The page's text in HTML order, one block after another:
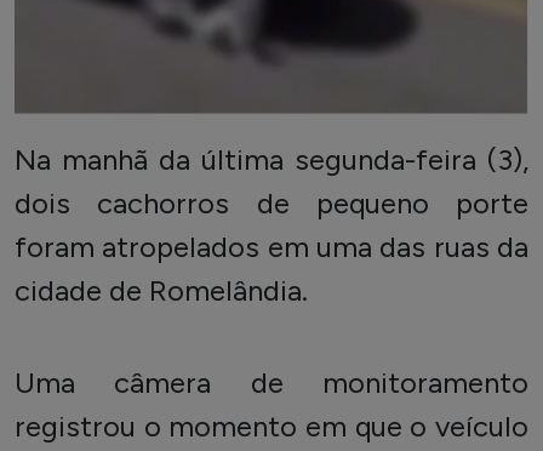
Na manhã da última segunda-feira (3),
dois cachorros de pequeno porte
foram atropelados em uma das ruas da
cidade de Romelândia.
Uma câmera de monitoramento
registrou o momento em que o veículo